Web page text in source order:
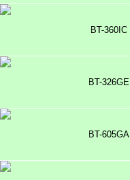
BT-360IC
BT-326GE
BT-605GA